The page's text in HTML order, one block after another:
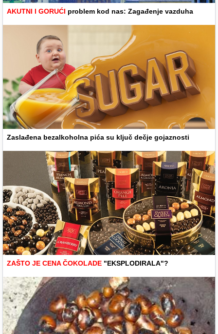
AKUTNI I GORUĆI problem kod nas: Zagađenje vazduha
Zaslađena bezalkoholna pića su ključ dečje gojaznosti
ZAŠTO JE CENA ČOKOLADE "EKSPLODIRALA"?